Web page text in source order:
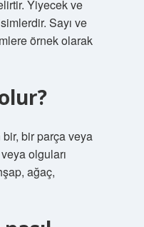
Yiyecek ve
Sayı ve
örnek olarak
bir, bir parça veya
olguları
ağaç,